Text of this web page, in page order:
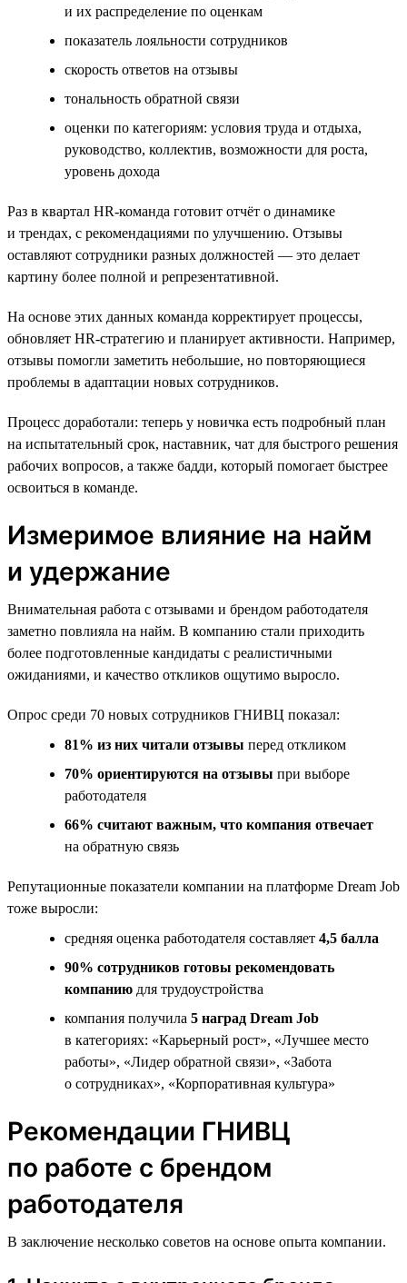
и их распределение по оценкам
показатель лояльности сотрудников
cкорость ответов на отзывы
тональность обратной связи
оценки по категориям: условия труда и отдыха,
руководство, коллектив, возможности для роста,
уровень дохода
Раз в квартал HR-команда готовит отчёт о динамике
и трендах, с рекомендациями по улучшению. Отзывы
оставляют сотрудники разных должностей — это делает
картину более полной и репрезентативной.
На основе этих данных команда корректирует процессы,
обновляет HR-стратегию и планирует активности. Например,
отзывы помогли заметить небольшие, но повторяющиеся
проблемы в адаптации новых сотрудников.
Процесс доработали: теперь у новичка есть подробный план
на испытательный срок, наставник, чат для быстрого решения
рабочих вопросов, а также бадди, который помогает быстрее
освоиться в команде.
Измеримое влияние на найм
и удержание
Внимательная работа с отзывами и брендом работодателя
заметно повлияла на найм. В компанию стали приходить
более подготовленные кандидаты с реалистичными
ожиданиями, и качество откликов ощутимо выросло.
Опрос среди 70 новых сотрудников ГНИВЦ показал:
81% из них читали отзывы перед откликом
70% ориентируются на отзывы при выборе
работодателя
66% считают важным, что компания отвечает
на обратную связь
Репутационные показатели компании на платформе Dream Job
тоже выросли:
средняя оценка работодателя составляет 4,5 балла
90% сотрудников готовы рекомендовать
компанию для трудоустройства
компания получила 5 наград Dream Job
в категориях: «Карьерный рост», «Лучшее место
работы», «Лидер обратной связи», «Забота
о сотрудниках», «Корпоративная культура»
Рекомендации ГНИВЦ
по работе с брендом
работодателя
В заключение несколько советов на основе опыта компании.